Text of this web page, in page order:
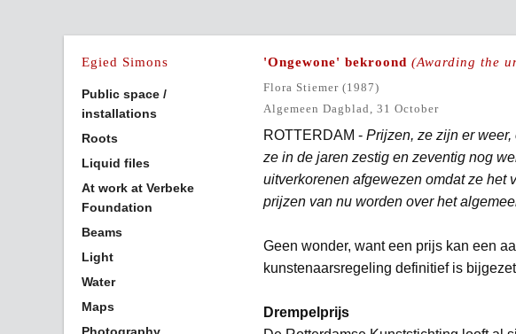
Egied Simons
Public space /
installations
Roots
Liquid files
At work at Verbeke
Foundation
Beams
Light
Water
Maps
'Ongewone' bekroond (Awarding the
Flora Stiemer (1987)
Algemeen Dagblad, 31 October
ROTTERDAM - Prijzen, ze zijn er
ze in de jaren zestig en zeventig nog
uitverkorenen afgewezen omdat ze het
prijzen van nu worden over het
Geen wonder, want een prijs kan een
kunstenaarsregeling definitief is
Drempelprijs